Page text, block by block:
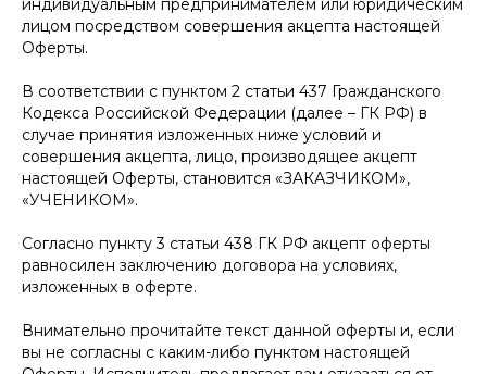
индивидуальным предпринимателем или юридическим
лицом посредством совершения акцепта настоящей
Оферты.
В соответствии с пунктом 2 статьи 437 Гражданского
Кодекса Российской Федерации (далее – ГК РФ) в
случае принятия изложенных ниже условий и
совершения акцепта, лицо, производящее акцепт
настоящей Оферты, становится «ЗАКАЗЧИКОМ»,
«УЧЕНИКОМ».
Согласно пункту 3 статьи 438 ГК РФ акцепт оферты
равносилен заключению договора на условиях,
изложенных в оферте.
Внимательно прочитайте текст данной оферты и, если
вы не согласны с каким-либо пунктом настоящей